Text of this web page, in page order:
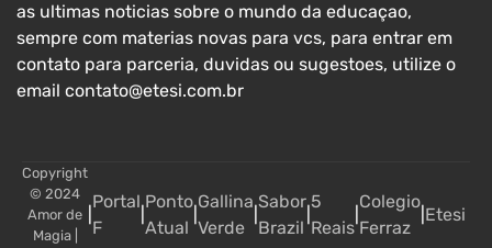
as ultimas noticias sobre o mundo da educaçao,
sempre com materias novas para vcs, para entrar em
contato para parceria, duvidas ou sugestoes, utilize o
email contato@etesi.com.br
Copyright
© 2024
Amor de
Magia|
Portal
F
Ponto
Atual
Gallina
Verde
Sabor
Brazil
5
Reais
Colegio
Ferraz
Etesi